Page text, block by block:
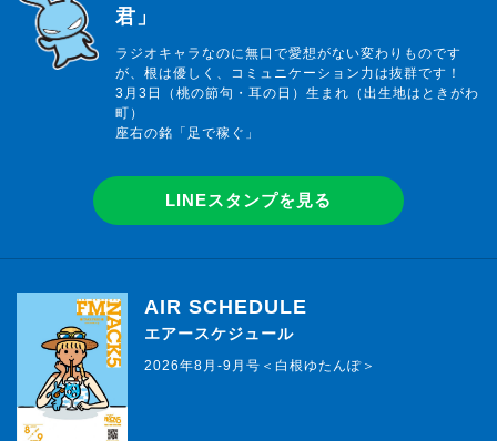
君」
ラジオキャラなのに無口で愛想がない変わりものです
が、根は優しく、コミュニケーション力は抜群です！
3月3日（桃の節句・耳の日）生まれ（出生地はときがわ
町）
座右の銘「足で稼ぐ」
LINEスタンプを見る
AIR SCHEDULE
エアースケジュール
2026年8月-9月号＜白根ゆたんぽ＞